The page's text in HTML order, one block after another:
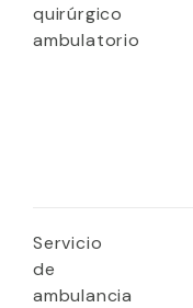
quirúrgico
ambulatorio
Servicio
de
ambulancia